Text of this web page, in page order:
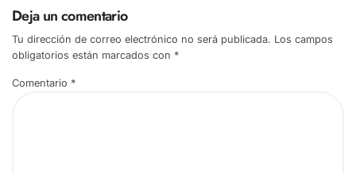
Deja un comentario
Tu dirección de correo electrónico no será publicada. Los campos
obligatorios están marcados con *
Comentario *